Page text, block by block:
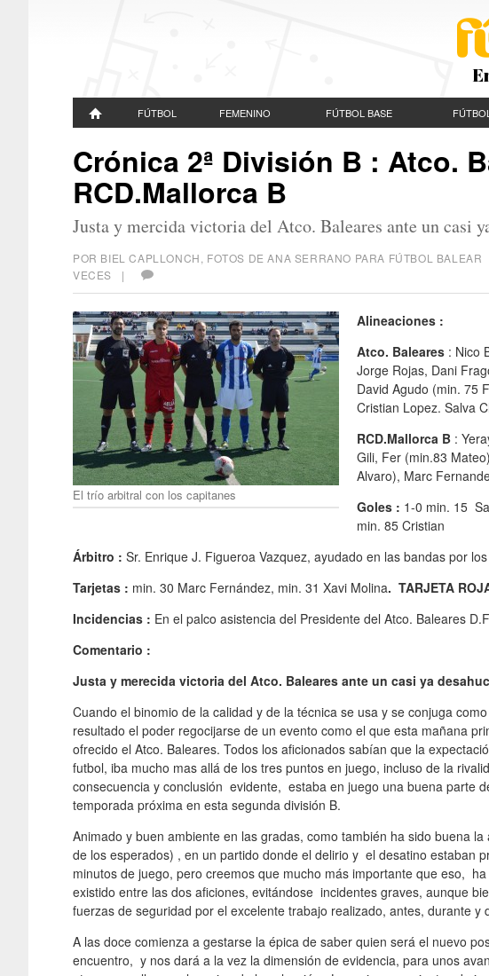
FÚTBOL FEMENINO FÚTBOL BASE
Crónica 2ª División B : Atco.
RCD.Mallorca B
Justa y mercida victoria del Atco. Baleares ante un casi
POR BIEL CAPLLONCH, FOTOS DE ANA SERRANO PARA FÚTBOL
VECES |
El trío arbitral con los capitanes
Alineaciones :
Atco. Baleares : Nico
Jorge Rojas, Dani
David Agudo (min. 75
Cristian Lopez. Salva
RCD.Mallorca B :
Gili, Fer (min.83
Alvaro), Marc
Goles : 1-0 min. 15
min. 85 Cristian
Árbitro : Sr. Enrique J. Figueroa Vazquez, ayudado en las bandas por
Tarjetas : min. 30 Marc Fernández, min. 31 Xavi Molina. TARJETA
Incidencias : En el palco asistencia del Presidente del Atco. Baleares
Comentario :
Justa y merecida victoria del Atco. Baleares ante un casi ya
Cuando el binomio de la calidad y de la técnica se usa y se conjuga
resultado el poder regocijarse de un evento como el que esta mañana
ofrecido el Atco. Baleares. Todos los aficionados sabían que la
futbol, iba mucho mas allá de los tres puntos en juego, incluso de la
consecuencia y conclusión evidente, estaba en juego una buena parte
temporada próxima en esta segunda división B.
Animado y buen ambiente en las gradas, como también ha sido buena
de los esperados) , en un partido donde el delirio y el desatino estaban
minutos de juego, pero creemos que mucho más importante que eso,
existido entre las dos aficiones, evitándose incidentes graves, aunque
fuerzas de seguridad por el excelente trabajo realizado, antes, durante y
A las doce comienza a gestarse la épica de saber quien será el nuevo
encuentro, y nos dará a la vez la dimensión de evidencia, para unos